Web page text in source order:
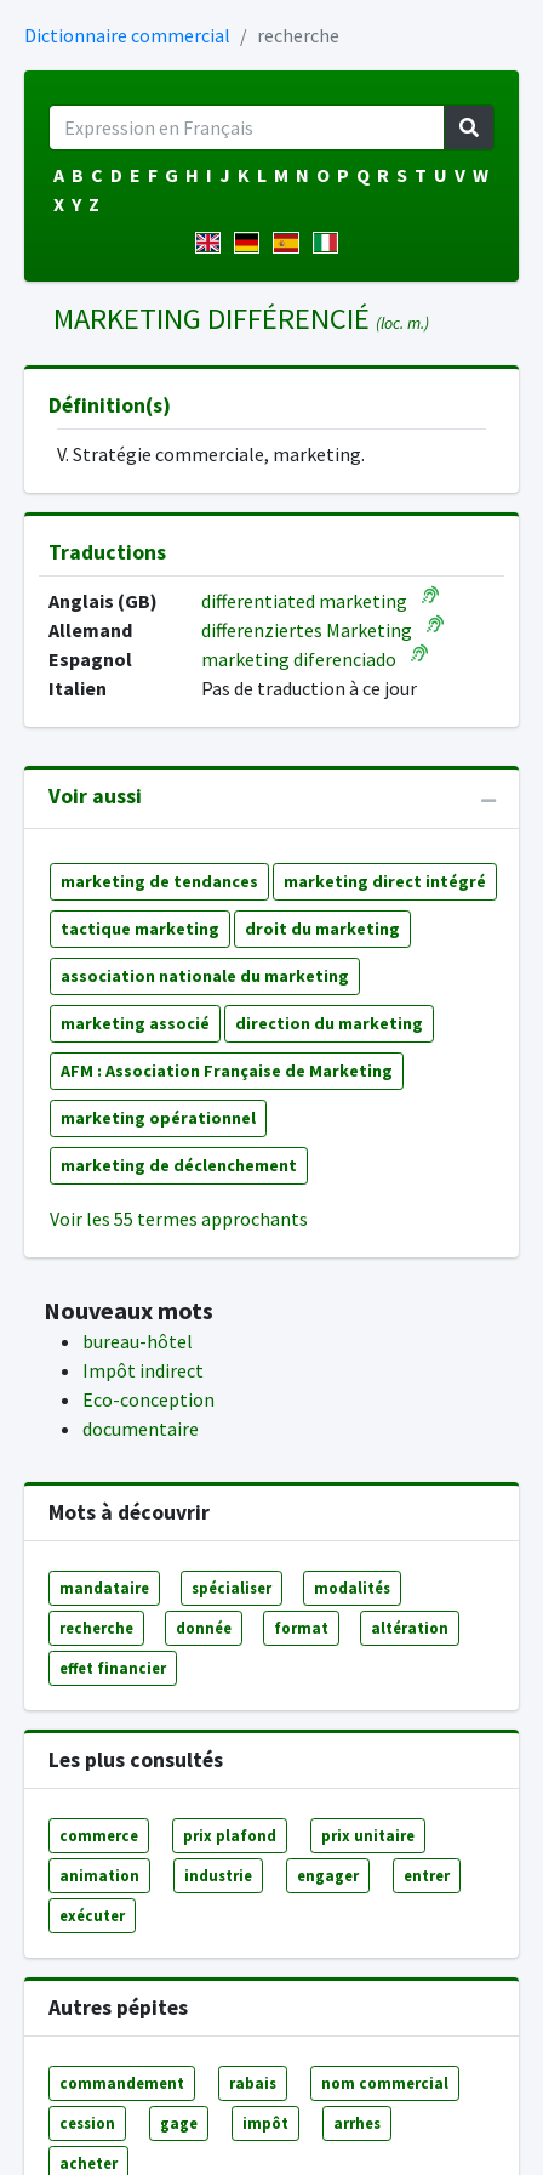
Dictionnaire commercial recherche
A B C D E F G H I J K L M N O P Q R S T U V W
X Y Z
MARKETING DIFFÉRENCIÉ (loc. m.)
Définition(s)
V. Stratégie commerciale, marketing.
Traductions
Anglais (GB)
differentiated marketing
Allemand
differenziertes Marketing
Espagnol
marketing diferenciado
Italien
Pas de traduction à ce jour
Voir aussi
marketing de tendances marketing direct intégré
tactique marketing droit du marketing
association nationale du marketing
marketing associé direction du marketing
AFM : Association Française de Marketing
marketing opérationnel
marketing de déclenchement
Voir les 55 termes approchants
Nouveaux mots
bureau-hôtel
Impôt indirect
Eco-conception
documentaire
Mots à découvrir
mandataire spécialiser modalités
recherche donnée format altération
effet financier
Les plus consultés
commerce prix plafond prix unitaire
animation industrie engager entrer
exécuter
Autres pépites
commandement rabais nom commercial
cession gage impôt arrhes
acheter